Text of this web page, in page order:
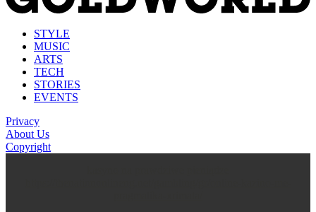
STYLE
MUSIC
ARTS
TECH
STORIES
EVENTS
Privacy
About Us
Copyright